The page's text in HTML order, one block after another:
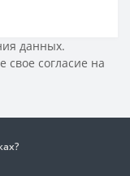
данных.
свое согласие на